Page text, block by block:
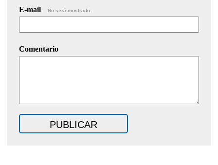
E-mail No será mostrado.
Comentario